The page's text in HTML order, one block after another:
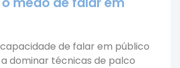
de falar em público
dominar técnicas de palco